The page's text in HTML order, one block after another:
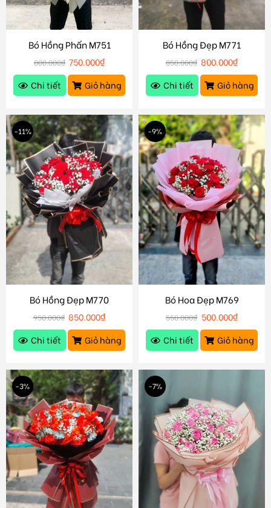
Bó Hồng Phấn M751
800.000₫ 750.000₫
Chi tiết
Giỏ hàng
Bó Hồng Đẹp M771
850.000₫ 800.000₫
Chi tiết
Giỏ hàng
-11%
Bó Hồng Đẹp M770
950.000₫ 850.000₫
Chi tiết
Giỏ hàng
-9%
Bó Hoa Đẹp M769
550.000₫ 500.000₫
Chi tiết
Giỏ hàng
-3% -7%